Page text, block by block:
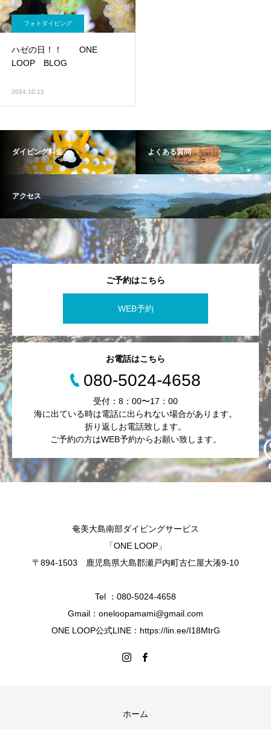
フォトダイビング
ハゼの日！！ ONE
LOOP BLOG
2024.10.12
ダイビング料金 よくある質問
アクセス
ご予約はこちら
WEB予約
お電話はこちら
080-5024-4658
受付：8：00〜17：00
海に出ている時は電話に出られない場合があります。
折り返しお電話致します。
ご予約の方はWEB予約からお願い致します。
奄美大島南部ダイビングサービス
「ONE LOOP」
〒894-1503 鹿児島県大島郡瀬戸内町古仁屋大湊9-10
Tel ：080-5024-4658
Gmail：oneloopamami@gmail.com
ONE LOOP公式LINE：https://lin.ee/I18MtrG
ホーム